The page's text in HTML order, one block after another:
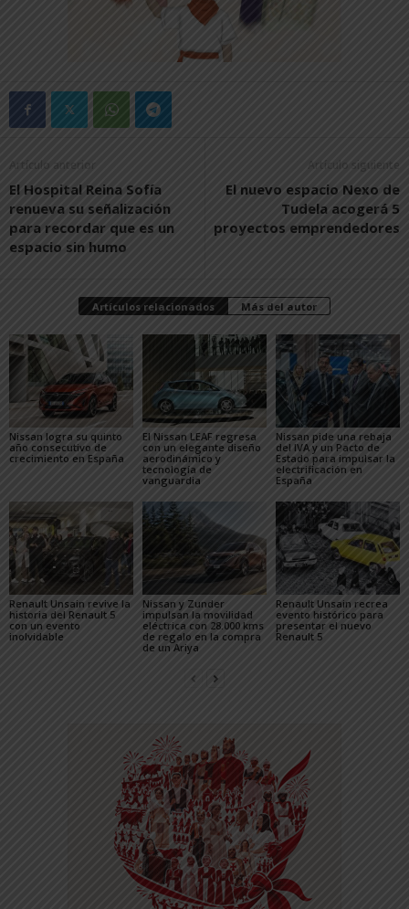
Artículo anterior
El Hospital Reina Sofía
renueva su señalización
para recordar que es un
espacio sin humo
Artículo siguiente
El nuevo espacio Nexo de
Tudela acogerá 5
proyectos emprendedores
Artículos relacionados Más del autor
Nissan logra su quinto
año consecutivo de
crecimiento en España
El Nissan LEAF regresa
con un elegante diseño
aerodinámico y
tecnología de
vanguardia
Nissan pide una rebaja
del IVA y un Pacto de
Estado para impulsar la
electrificación en
España
Renault Unsain revive la
historia del Renault 5
con un evento
inolvidable
Nissan y Zunder
impulsan la movilidad
eléctrica con 28.000 kms
de regalo en la compra
de un Ariya
Renault Unsain recrea
evento histórico para
presentar el nuevo
Renault 5